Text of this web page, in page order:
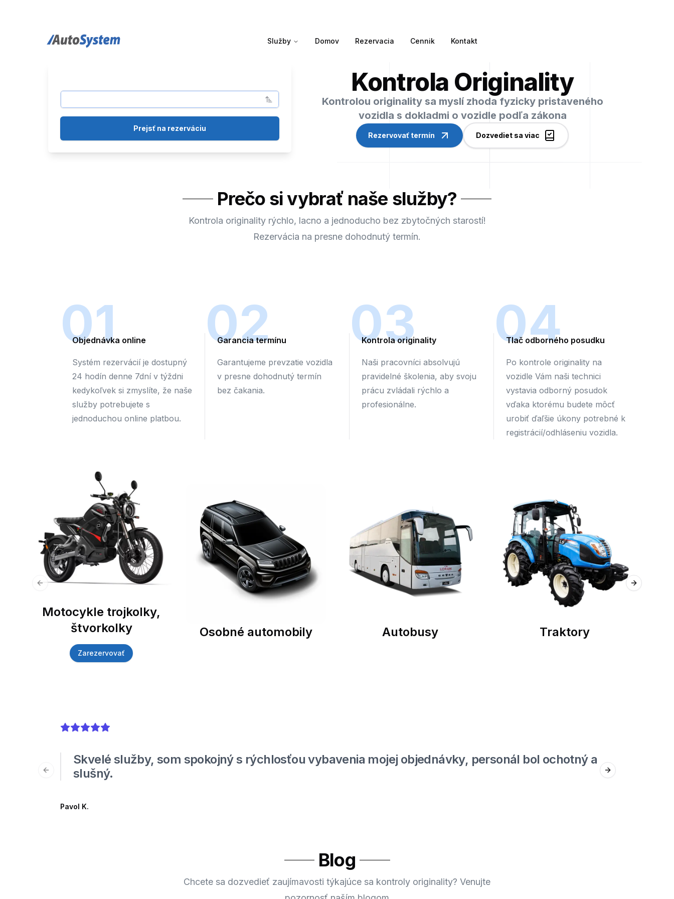
auto-system logo Služby Domov Rezervacia Cennik Kontakt
Prejsť na rezerváciu
Kontrola Originality
Kontrolou originality sa myslí zhoda fyzicky pristaveného
vozidla s dokladmi o vozidle podľa zákona
Rezervovať termín Dozvediet sa viac
Prečo si vybrať naše služby?
Kontrola originality rýchlo, lacno a jednoducho bez zbytočných starostí!
Rezervácia na presne dohodnutý termín.
01
Objednávka online
Systém rezervácií je dostupný
24 hodín denne 7dní v týždni
kedykoľvek si zmyslíte, že naše
služby potrebujete s
jednoduchou online platbou.
02
Garancia termínu
Garantujeme prevzatie vozidla
v presne dohodnutý termín
bez čakania.
03
Kontrola originality
Naši pracovníci absolvujú
pravidelné školenia, aby svoju
prácu zvládali rýchlo a
profesionálne.
04
Tlač odborného posudku
Po kontrole originality na
vozidle Vám naši technici
vystavia odborný posudok
vďaka ktorému budete môcť
urobiť ďaľšie úkony potrebné k
registrácií/odhláseniu vozidla.
Motocykle trojkolky,
štvorkolky
Zarezervovať
Osobné automobily Autobusy Traktory
Previous slide Next slide
5out of 5 stars
Skvelé služby, som spokojný s rýchlosťou vybavenia mojej objednávky, personál bol ochotný a
slušný.
Pavol K.
Previous slide Next slide
Blog
Chcete sa dozvedieť zaujímavosti týkajúce sa kontroly originality? Venujte